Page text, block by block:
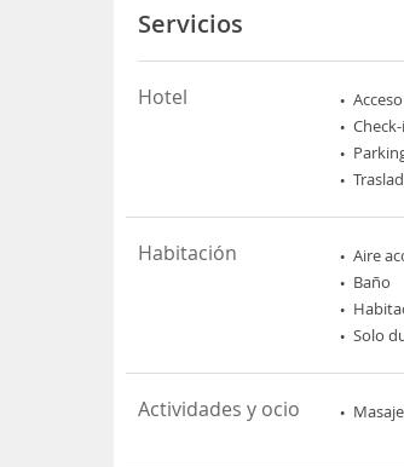
Servicios
Hotel
Habitación Aire
Baño
Solo
Actividades y ocio Masaje